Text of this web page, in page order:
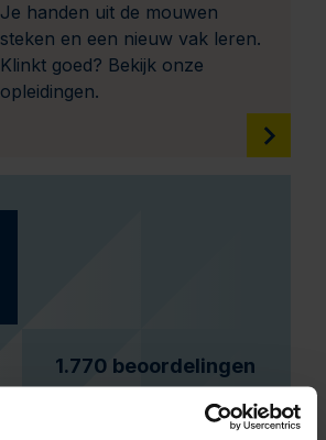
Je handen uit de mouwen
steken en een nieuw vak leren.
Klinkt goed? Bekijk onze
opleidingen.
1.770 beoordelingen